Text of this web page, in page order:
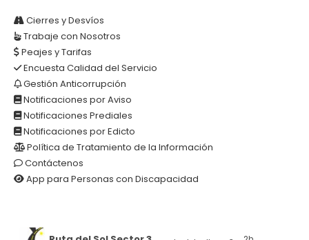
Cierres y Desvíos
Trabaje con Nosotros
Peajes y Tarifas
Encuesta Calidad del Servicio
Gestión Anticorrupción
Notificaciones por Aviso
Notificaciones Prediales
Notificaciones por Edicto
Política de Tratamiento de la Información
Contáctenos
App para Personas con Discapacidad